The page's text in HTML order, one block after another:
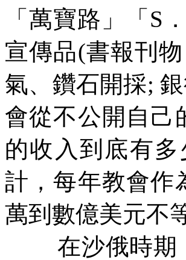
「萬寶路」「 S ．
宣傳品(書報刊
氣、鑽石開採;
會從不公開自己
的收入到底有
計，每年教會作
萬到數億美元不
在沙俄時期